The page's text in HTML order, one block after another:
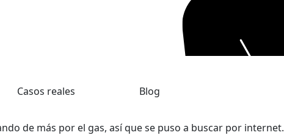
Casos reales
Blog
de más por el gas, así que se puso a buscar por internet.